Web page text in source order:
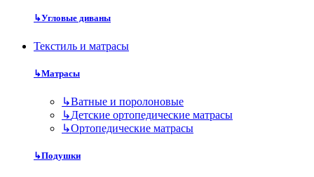
↳Угловые диваны
Текстиль и матрасы
↳Матрасы
↳Ватные и поролоновые
↳Детские ортопедические матрасы
↳Ортопедические матрасы
↳Подушки